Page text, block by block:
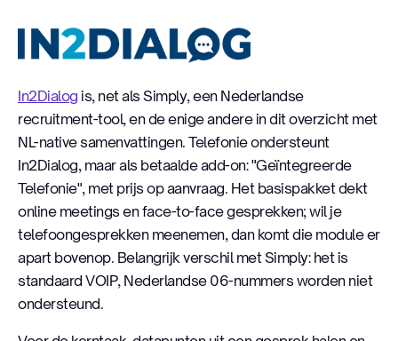
In2Dialog is, net als Simply, een Nederlandse
recruitment-tool, en de enige andere in dit overzicht met
NL-native samenvattingen. Telefonie ondersteunt
In2Dialog, maar als betaalde add-on: "Geïntegreerde
Telefonie", met prijs op aanvraag. Het basispakket dekt
online meetings en face-to-face gesprekken; wil je
telefoongesprekken meenemen, dan komt die module er
apart bovenop. Belangrijk verschil met Simply: het is
standaard VOIP, Nederlandse 06-nummers worden niet
ondersteund.